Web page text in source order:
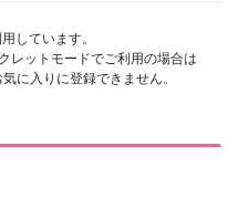
しています。
レットモードでご利用の場合は
に入りに登録できません。